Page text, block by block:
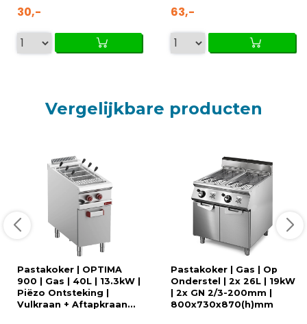
30,- 63,-
Vergelijkbare producten
Pastakoker | OPTIMA
900 | Gas | 40L | 13.3kW |
Piëzo Ontsteking |
Vulkraan + Aftapkraan...
Pastakoker | Gas | Op
Onderstel | 2x 26L | 19kW
| 2x GN 2/3-200mm |
800x730x870(h)mm